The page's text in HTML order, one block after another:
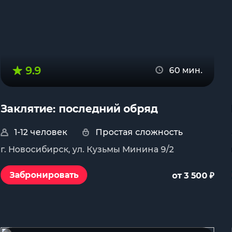
9.9 60 мин.
Заклятие: последний обряд
1-12 человек
Простая сложность
г. Новосибирск, ул. Кузьмы Минина 9/2
Забронировать от 3 500 ₽